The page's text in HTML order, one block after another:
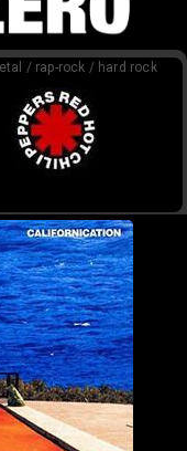
/ rap-rock / hard rock